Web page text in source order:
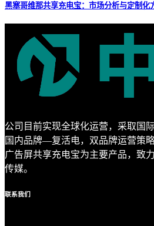
黑塞哥维那共享充电宝：市场分析与定制化
公司目前实现全球化运营，采取国
国内品牌—复活电，双品牌运营策
广告屏共享充电宝为主要产品，致
传媒。
联系我们